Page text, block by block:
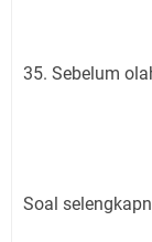
35. Sebelum
Soal